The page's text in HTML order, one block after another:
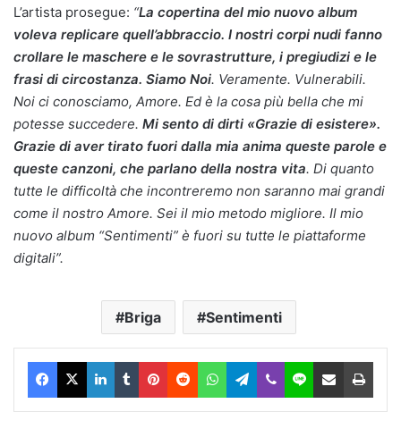
L’artista prosegue: “La copertina del mio nuovo album
voleva replicare quell’abbraccio. I nostri corpi nudi fanno
crollare le maschere e le sovrastrutture, i pregiudizi e le
frasi di circostanza. Siamo Noi. Veramente. Vulnerabili.
Noi ci conosciamo, Amore. Ed è la cosa più bella che mi
potesse succedere. Mi sento di dirti «Grazie di esistere».
Grazie di aver tirato fuori dalla mia anima queste parole e
queste canzoni, che parlano della nostra vita. Di quanto
tutte le difficoltà che incontreremo non saranno mai grandi
come il nostro Amore. Sei il mio metodo migliore. Il mio
nuovo album “Sentimenti” è fuori su tutte le piattaforme
digitali”.
Briga Sentimenti
Facebook
X LinkedIn
TumblrPinterest
RedditWhatsAppTelegram
ViberLine Condividi via Email